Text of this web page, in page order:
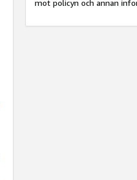
mot policyn och annan